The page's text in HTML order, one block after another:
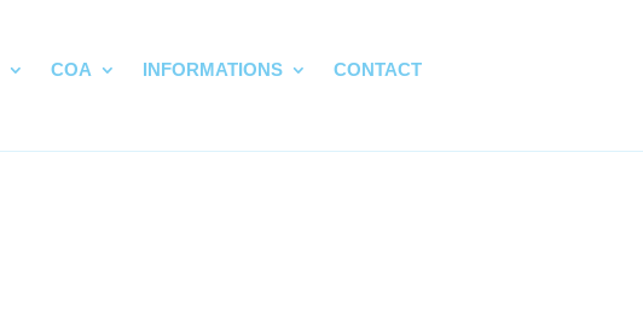
COA INFORMATIONS CONTACT